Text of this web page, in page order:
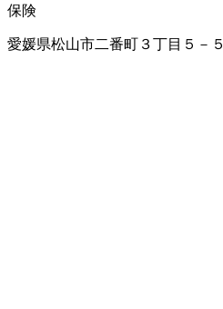
保険
愛媛県松山市二番町３丁目５－５